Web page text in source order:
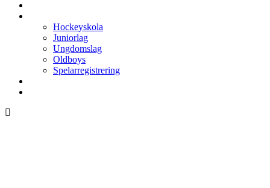
Hockeyskola
Juniorlag
Ungdomslag
Oldboys
Spelarregistrering